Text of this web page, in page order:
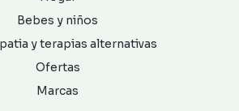
Bebes y niños
y terapias alternativas
Ofertas
Marcas